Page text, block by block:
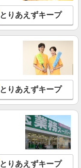
★日・祝＋100円 ※ア
容はお問い合わせく
区鹿沼台2-9-6
詳細を見る
NEW
司スタッフ
円〜1,570円（曜
円〜 18時以降：時
★日・祝＋100円 ※ア
内容はお問い合わせく
鹿沼台2-9-6
詳細を見る
NEW
とりあえずキープ
とりあえずキープ
とりあえずキープ